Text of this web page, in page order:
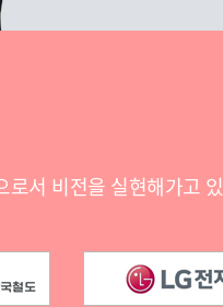
서 비전을 실현해가고